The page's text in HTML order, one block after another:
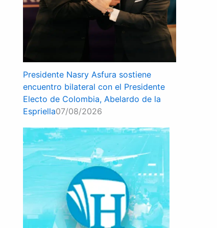
Presidente Nasry Asfura sostiene
encuentro bilateral con el Presidente
Electo de Colombia, Abelardo de la
Espriella07/08/2026